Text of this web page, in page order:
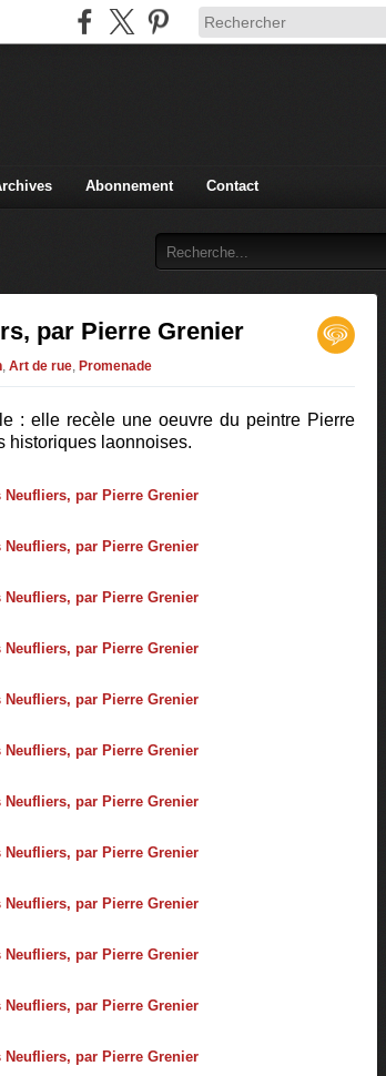
Abonnement Contact
par Pierre Grenier
, Art de rue, Promenade
: elle recèle une oeuvre du peintre Pierre
historiques laonnoises.